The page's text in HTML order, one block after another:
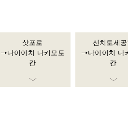
삿포로
→다이이치 다키모토
칸
신치토세
→다이이치 다
칸